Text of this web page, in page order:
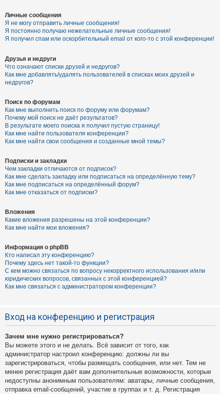
Личные сообщения
Я не могу отправить личные сообщения!
Я постоянно получаю нежелательные личные сообщения!
Я получил спам или оскорбительный email от кого-то с этой конференции!
Друзья и недруги
Что означают списки друзей и недругов?
Как мне добавлять/удалять пользователей в списках моих друзей и
недругов?
Поиск по форумам
Как мне выполнить поиск по форуму или форумам?
Почему мой поиск не даёт результатов?
В результате моего поиска я получил пустую страницу!
Как мне найти пользователя конференции?
Как мне найти свои сообщения и созданные мной темы?
Подписки и закладки
Чем закладки отличаются от подписок?
Как мне сделать закладку или подписаться на определённую тему?
Как мне подписаться на определённый форум?
Как мне отказаться от подписки?
Вложения
Какие вложения разрешены на этой конференции?
Как мне найти мои вложения?
Информация о phpBB
Кто написал эту конференцию?
Почему здесь нет такой-то функции?
С кем можно связаться по вопросу некорректного использования и/или
юридических вопросов, связанных с этой конференцией?
Как мне связаться с администратором конференции?
Вход на конференцию и регистрация
Зачем мне нужно регистрироваться?
Вы можете этого и не делать. Всё зависит от того, как
администратор настроил конференцию: должны ли вы
зарегистрироваться, чтобы размещать сообщения, или нет. Тем не
менее регистрация даёт вам дополнительные возможности, которые
недоступны анонимным пользователям: аватары, личные сообщения,
отправка email-сообщений, участие в группах и т. д. Регистрация